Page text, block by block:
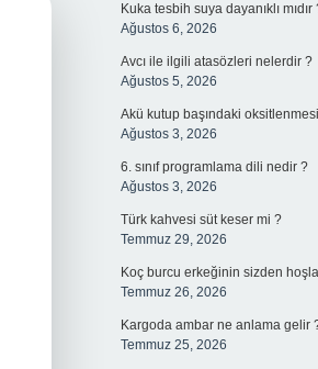
Kuka tesbih suya dayanıklı mıdır
Ağustos 6, 2026
Avcı ile ilgili atasözleri nelerdir ?
Ağustos 5, 2026
Akü kutup başındaki
Ağustos 3, 2026
6. sınıf programlama dili nedir ?
Ağustos 3, 2026
Türk kahvesi süt keser mi ?
Temmuz 29, 2026
Koç burcu erkeğinin sizden
Temmuz 26, 2026
Kargoda ambar ne anlama gelir
Temmuz 25, 2026